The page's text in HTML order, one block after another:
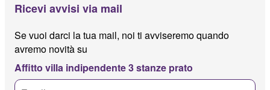
Ricevi avvisi via mail
Se vuoi darci la tua mail, noi ti avviseremo quando
avremo novità su
Affitto villa indipendente 3 stanze prato